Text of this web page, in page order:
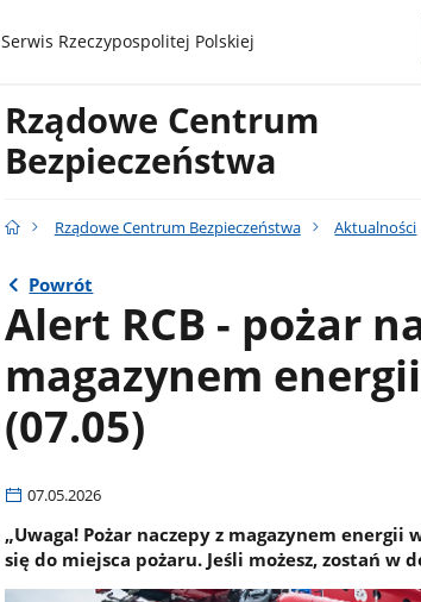
gov.pl
Serwis Rzeczypospolitej Polskiej
Rządowe Centrum
Bezpieczeństwa
Rządowe Centrum Bezpieczeństwa Aktualności
Powrót
Alert RCB - pożar
magazynem
(07.05)
07.05.2026
„Uwaga! Pożar naczepy z magazynem
się do miejsca pożaru. Jeśli możesz, zostań w